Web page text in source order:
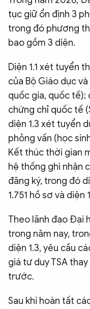
QUỐC TẾ
BẠN ĐỌC & CAND
ĐA PHƯƠNG TIỆN
eMagazine
Video
Infographic
Chuyên trang An ninh thế
tục giữ ổn định 3
trong đó phương
bao gồm 3 diện.
Diện 1.1 xét tuyển
của Bộ Giáo dục
quốc gia, quốc tế);
chứng chỉ quốc tế
diện 1.3 xét tuyển
phỏng vấn (học
Kết thúc thời gian
hệ thống ghi nhận
đăng ký, trong đó
1.751 hồ sơ và diện
Theo lãnh đạo Đại
trong năm nay,
diện 1.3, yêu cầu
giá tư duy TSA
trước.
Sau khi hoàn tất